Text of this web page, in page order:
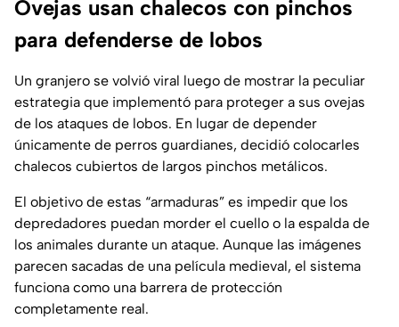
Ovejas usan chalecos con pinchos
para defenderse de lobos
Un granjero se volvió viral luego de mostrar la peculiar
estrategia que implementó para proteger a sus ovejas
de los ataques de lobos. En lugar de depender
únicamente de perros guardianes, decidió colocarles
chalecos cubiertos de largos pinchos metálicos.
El objetivo de estas “armaduras” es impedir que los
depredadores puedan morder el cuello o la espalda de
los animales durante un ataque. Aunque las imágenes
parecen sacadas de una película medieval, el sistema
funciona como una barrera de protección
completamente real.